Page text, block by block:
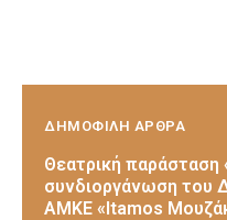
ΔΗΜΟΦΙΛΗ ΑΡΘΡΑ
Θεατρική παράσταση
συνδιοργάνωση του
ΑΜΚΕ «Itamos